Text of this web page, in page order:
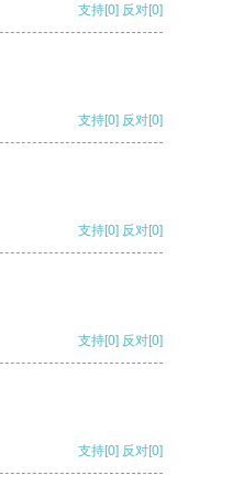
支持[0] 反对[0]
支持[0] 反对[0]
支持[0] 反对[0]
支持[0] 反对[0]
支持[0] 反对[0]